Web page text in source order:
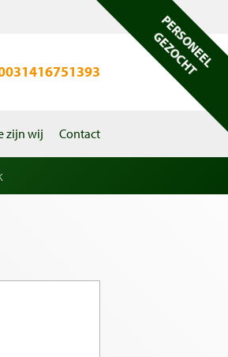
zijn wij Contact
PERSONEEL
GEZOCHT